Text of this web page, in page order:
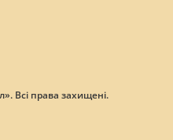
Всі права захищені.